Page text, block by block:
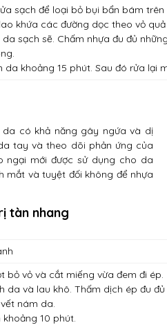
sạch để loại bỏ bụi bẩn bám trên
khứa các đường dọc theo vỏ
da sạch sẽ. Chấm nhựa đu đủ
da khoảng 15 phút. Sau đó rửa lại
có khả năng gây ngứa và dị
tay và theo dõi phản ứng của
ngại mới được sử dụng cho da
mắt và tuyệt đối không để nhựa
tàn nhang
bỏ vỏ và cắt miếng vừa đem đi ép.
da và lau khô. Thấm dịch ép đu
nám da.
10 phút.